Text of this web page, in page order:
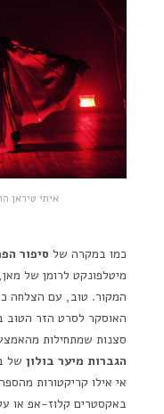
איתי טיראן
כמו במקרה של סיפור
מיטלפונקט לרומן של
המקור. טוב, עם הצלחה
האוסקר לסרט הזר הטוב
סצנות שמתחילות
הגברות מיער בולון של
אי אילו קריקטורות
באקסטרים קלוז-אפ או